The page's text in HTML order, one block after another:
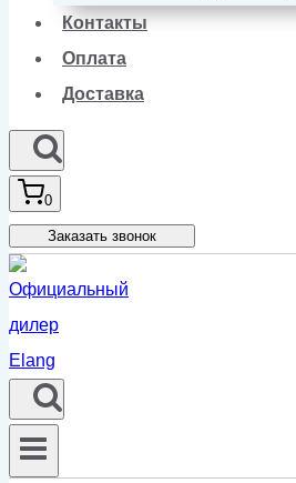
Контакты
Оплата
Доставка
0
Заказать звонок